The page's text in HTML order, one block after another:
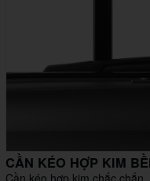
CẦN KÉO HỢP KIM